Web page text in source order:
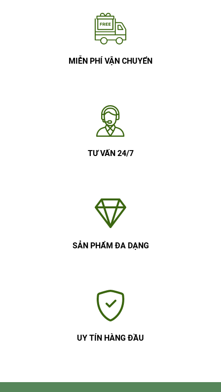
MIỄN PHÍ VẬN CHUYỂN
TƯ VẤN 24/7
SẢN PHẨM ĐA DẠNG
UY TÍN HÀNG ĐẦU